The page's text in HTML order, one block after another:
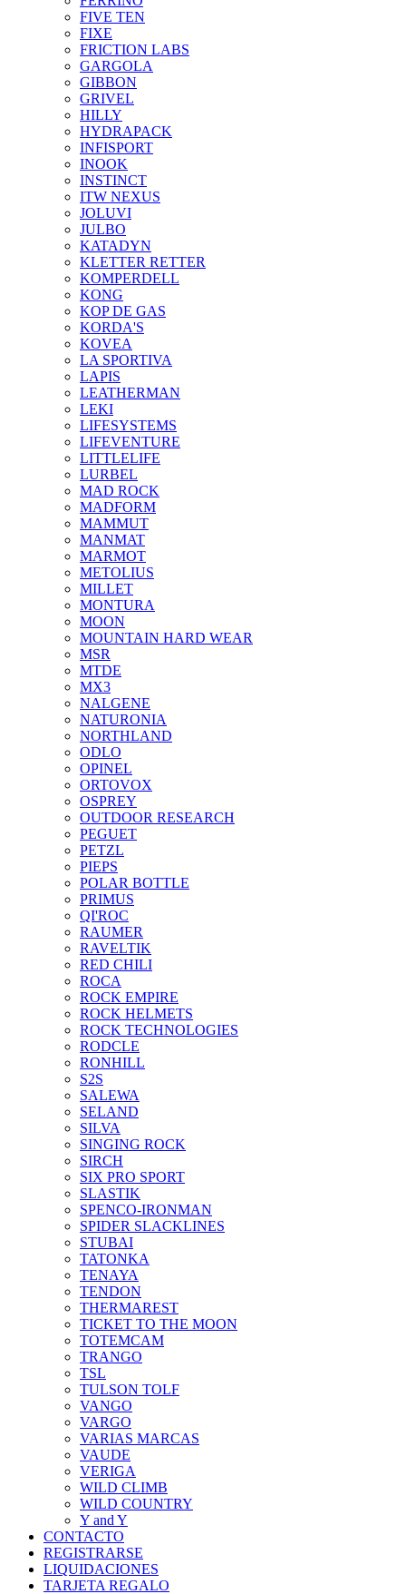
FIVE TEN
FIXE
FRICTION LABS
GARGOLA
GIBBON
GRIVEL
HILLY
HYDRAPACK
INFISPORT
INOOK
INSTINCT
ITW NEXUS
JOLUVI
JULBO
KATADYN
KLETTER RETTER
KOMPERDELL
KONG
KOP DE GAS
KORDA'S
KOVEA
LA SPORTIVA
LAPIS
LEATHERMAN
LEKI
LIFESYSTEMS
LIFEVENTURE
LITTLELIFE
LURBEL
MAD ROCK
MADFORM
MAMMUT
MANMAT
MARMOT
METOLIUS
MILLET
MONTURA
MOON
MOUNTAIN HARD WEAR
MSR
MTDE
MX3
NALGENE
NATURONIA
NORTHLAND
ODLO
OPINEL
ORTOVOX
OSPREY
OUTDOOR RESEARCH
PEGUET
PETZL
PIEPS
POLAR BOTTLE
PRIMUS
QI'ROC
RAUMER
RAVELTIK
RED CHILI
ROCA
ROCK EMPIRE
ROCK HELMETS
ROCK TECHNOLOGIES
RODCLE
RONHILL
S2S
SALEWA
SELAND
SILVA
SINGING ROCK
SIRCH
SIX PRO SPORT
SLASTIK
SPENCO-IRONMAN
SPIDER SLACKLINES
STUBAI
TATONKA
TENAYA
TENDON
THERMAREST
TICKET TO THE MOON
TOTEMCAM
TRANGO
TSL
TULSON TOLF
VANGO
VARGO
VARIAS MARCAS
VAUDE
VERIGA
WILD CLIMB
WILD COUNTRY
Y and Y
CONTACTO
REGISTRARSE
LIQUIDACIONES
TARJETA REGALO